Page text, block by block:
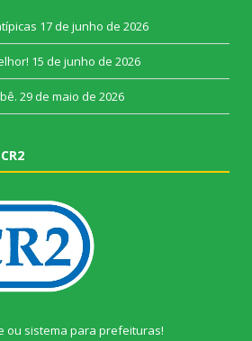
17 de junho de 2026
15 de junho de 2026
29 de maio de 2026
ou sistema para prefeituras!